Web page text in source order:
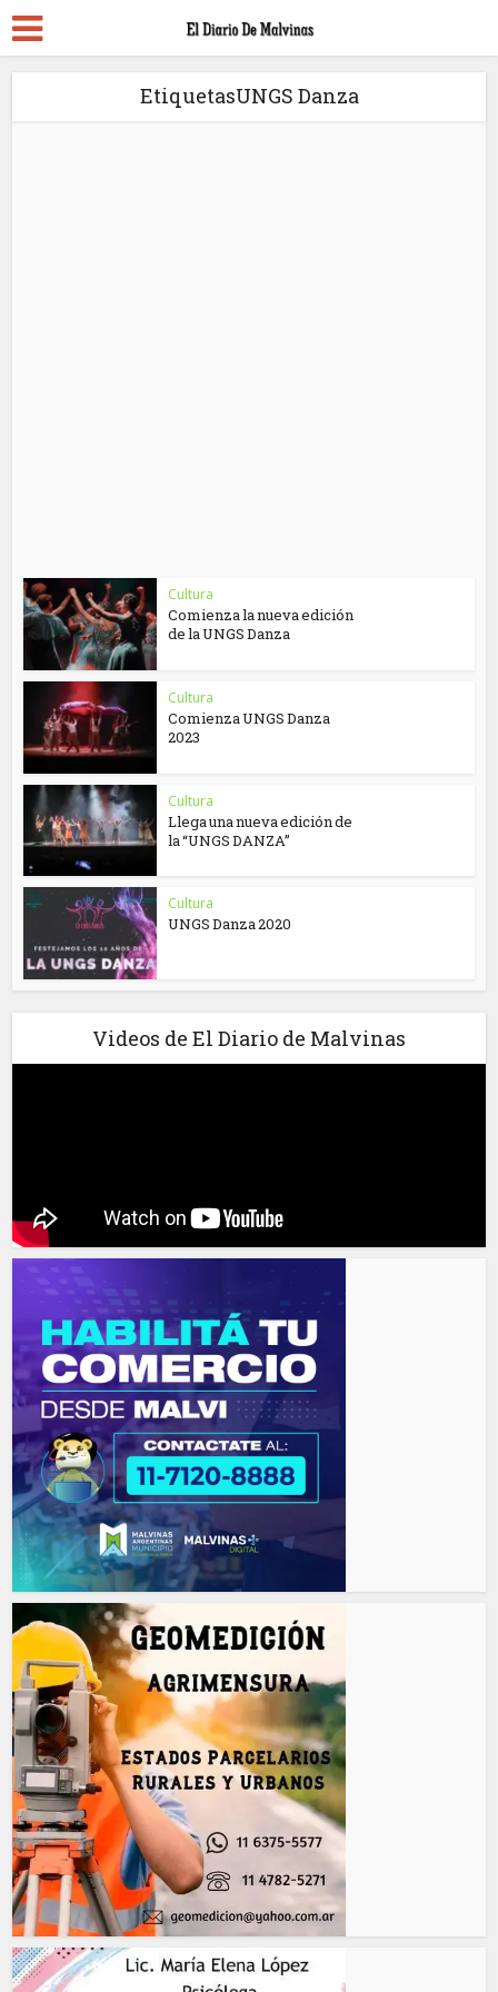
EtiquetasUNGS Danza
Cultura
Comienza la nueva edición
de la UNGS Danza
Cultura
Comienza UNGS Danza
2023
Cultura
Llega una nueva edición de
la “UNGS DANZA”
Cultura
UNGS Danza 2020
Videos de El Diario de Malvinas